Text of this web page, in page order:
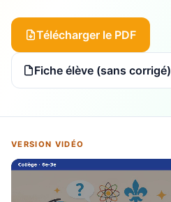
Télécharger le PDF
Fiche élève (sans corrigé)
VERSION VIDÉO